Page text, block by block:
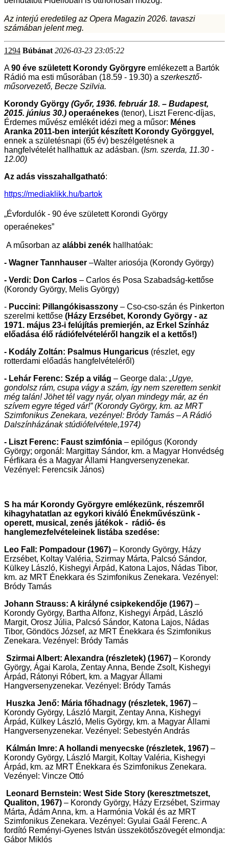
Az interjú eredetileg az Opera Magazin 2026. tavaszi
számában jelent meg.
1294 Búbánat 2026-03-23 23:05:22
A90 éve született Korondy Györgyre emlékezett a Bartók
Rádió ma esti műsorában (18.59 - 19.30) a szerkesztő-
műsorvezető, Becze Szilvia.
Korondy György (Győr, 1936. február 18. – Budapest,
2015. június 30.) operaénekes (tenor), Liszt Ferenc-díjas,
Érdemes művész emlékét idézi meg a műsor: Ménes
Aranka 2011-ben interjút készített Korondy Györggyel,
ennek a születésnapi (65 év) beszélgetésnek a
hangfelvételét hallhattuk az adásban. (Ism. szerda, 11.30 -
12.00)
Az adás visszahallgatható:
https://mediaklikk.hu/bartok
„Évfordulók - 90 éve született Korondi György
operaénekes”
A műsorban az alábbi zenék hallhatóak:
- Wagner Tannhauser –Walter ariosója (Korondy György)
- Verdi: Don Carlos – Carlos és Posa Szabadság-kettőse
(Korondy György, Melis György)
- Puccini: Pillangókisasszony – Cso-cso-szán és Pinkerton
szerelmi kettőse (Házy Erzsébet, Korondy György - az
1971. május 23-i felújítás premierjén, az Erkel Színház
előadása élő rádiófelvételéről hangzik el a kettős!)
- Kodály Zoltán: Psalmus Hungaricus (részlet, egy
rotterdami előadás hangfelvételéről)
- Lehár Ferenc: Szép a világ – George dala: „Ugye,
gondolsz rám, csupa vágy a szám, így nem szerettem senkit
még talán! Jöhet tél vagy nyár, olyan mindegy már, az én
szívem egyre téged vár!” (Korondy György, km. az MRT
Szimfonikus Zenekara, vezényel: Bródy Tamás – A Rádió
Dalszínházának stúdiófelvétele,1974)
- Liszt Ferenc: Faust szimfónia – epilógus (Korondy
György; orgonál: Margittay Sándor, km. a Magyar Honvédség
Férfikara és a Magyar Állami Hangversenyzenekar.
Vezényel: Ferencsik János)
S ha már Korondy Györgyre emlékezünk, részemről
kihagyhatatlan az egykori kiváló Énekművészünk -
operett, musical, zenés játékok - rádió- és
hanglemezfelvételeinek listába szedése:
Leo Fall: Pompadour (1967) – Korondy György, Házy
Erzsébet, Koltay Valéria, Szirmay Márta, Palcsó Sándor,
Külkey László, Kishegyi Árpád, Katona Lajos, Nádas Tibor,
km. az MRT Énekkara és Szimfonikus Zenekara. Vezényel:
Bródy Tamás
Johann Strauss: A királyné csipkekendője (1967) –
Korondy György, Bartha Alfonz, Kishegyi Árpád, László
Margit, Orosz Júlia, Palcsó Sándor, Katona Lajos, Nádas
Tibor, Göndöcs József, az MRT Énekkara és Szimfonikus
Zenekara. Vezényel: Bródy Tamás
Szirmai Albert: Alexandra (részletek) (1967) – Korondy
György, Ágai Karola, Zentay Anna, Bende Zsolt, Kishegyi
Árpád, Rátonyi Róbert, km. a Magyar Állami
Hangversenyzenekar. Vezényel: Bródy Tamás
Huszka Jenő: Mária főhadnagy (részletek, 1967) –
Korondy György, László Margit, Zentay Anna, Kishegyi
Árpád, Külkey László, Melis György, km. a Magyar Állami
Hangversenyzenekar. Vezényel: Sebestyén András
Kálmán Imre: A hollandi menyecske (részletek, 1967) –
Korondy György, László Margit, Koltay Valéria, Kishegyi
Árpád, km. az MRT Énekkara és Szimfonikus Zenekara.
Vezényel: Vincze Ottó
Leonard Bernstein: West Side Story (keresztmetszet,
Qualiton, 1967) – Korondy György, Házy Erzsébet, Szirmay
Márta, Ádám Anna, km. a Harmónia Vokál és az MRT
Szimfonikus Zenekara. Vezényel: Gyulai Gaál Ferenc. A
fordító Reményi-Gyenes István üsszekötőszövegét elmondja:
Gábor Miklós